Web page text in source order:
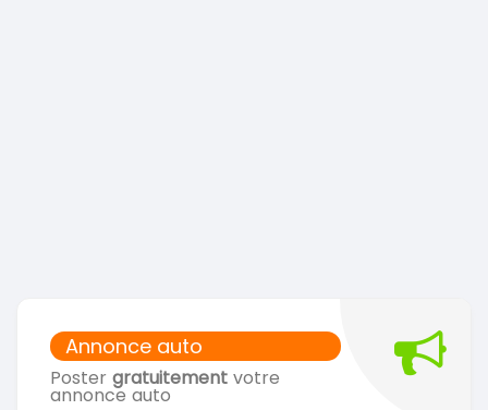
Annonce auto
Poster gratuitement votre
annonce auto